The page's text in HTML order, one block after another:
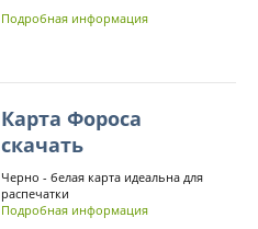
Подробная информация
Карта Фороса
скачать
Черно - белая карта идеальна для
распечатки
Подробная информация